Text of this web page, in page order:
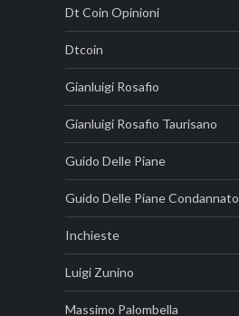
Dt Coin Opinioni
Dtcoin
Gianluigi Rosafio
Gianluigi Rosafio Taurisano
Guido Delle Piane
Guido Delle Piane Condannato
Inchieste
Luigi Zunino
Massimo Palombella